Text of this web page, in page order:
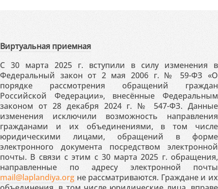
Виртуальная приемная
С 30 марта 2025 г. вступили в силу изменения в
Федеральный закон от 2 мая 2006 г. № 59-ФЗ «О
порядке рассмотрения обращений граждан
Российской Федерации», внесённые Федеральным
законом от 28 декабря 2024 г. № 547-ФЗ. Данные
изменения исключили возможность направления
гражданами и их объединениями, в том числе
юридическими лицами, обращений в форме
электронного документа посредством электронной
почты. В связи с этим с 30 марта 2025 г. обращения,
направленные по адресу электронной почты
mail@laplandiya.org не рассматриваются. Граждане и их